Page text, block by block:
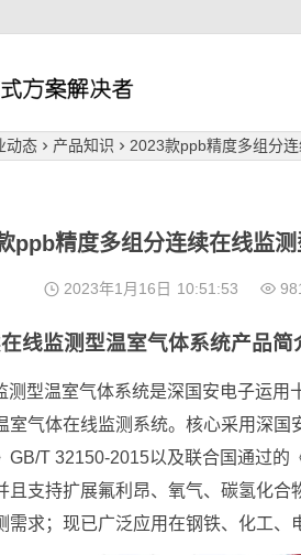
动态 产品知识 2023款ppb精度多组分
ppb精度多组分连续在线监
2023年1月16日 10:51:53
线监测型温室气体系统产品简
型温室气体系统是深国安电子运
气体在线监测系统。核心采用深
T 32150-2015以及联合国通过
且支持扩展氟利昂、氧气、碳氢化
求；现已广泛应用在钢铁、化工、